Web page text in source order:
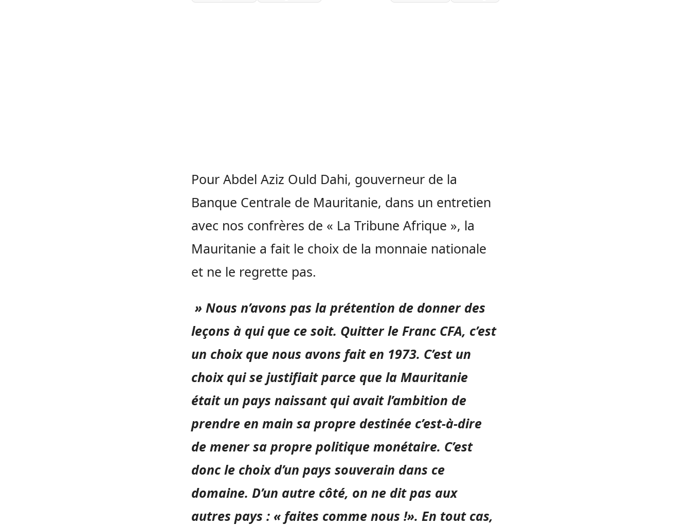
Pour Abdel Aziz Ould Dahi, gouverneur de la
Banque Centrale de Mauritanie, dans un entretien
avec nos confrères de « La Tribune Afrique », la
Mauritanie a fait le choix de la monnaie nationale
et ne le regrette pas.
» Nous n’avons pas la prétention de donner des
leçons à qui que ce soit. Quitter le Franc CFA, c’est
un choix que nous avons fait en 1973. C’est un
choix qui se justifiait parce que la Mauritanie
était un pays naissant qui avait l’ambition de
prendre en main sa propre destinée c’est-à-dire
de mener sa propre politique monétaire. C’est
donc le choix d’un pays souverain dans ce
domaine. D’un autre côté, on ne dit pas aux
autres pays : « faites comme nous !». En tout cas,